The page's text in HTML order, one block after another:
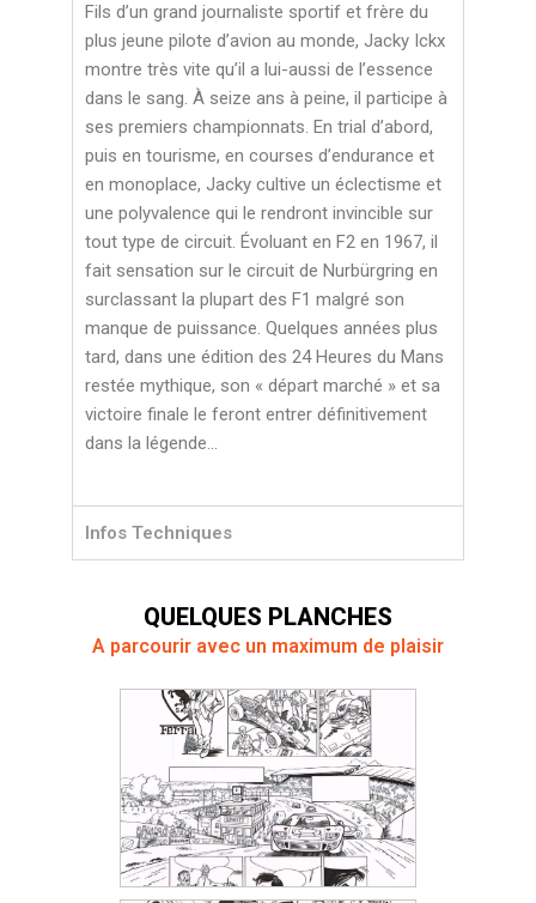
Fils d’un grand journaliste sportif et frère du
plus jeune pilote d’avion au monde, Jacky Ickx
montre très vite qu’il a lui-aussi de l’essence
dans le sang. À seize ans à peine, il participe à
ses premiers championnats. En trial d’abord,
puis en tourisme, en courses d’endurance et
en monoplace, Jacky cultive un éclectisme et
une polyvalence qui le rendront invincible sur
tout type de circuit. Évoluant en F2 en 1967, il
fait sensation sur le circuit de Nurbürgring en
surclassant la plupart des F1 malgré son
manque de puissance. Quelques années plus
tard, dans une édition des 24 Heures du Mans
restée mythique, son « départ marché » et sa
victoire finale le feront entrer définitivement
dans la légende…
Infos Techniques
QUELQUES PLANCHES
A parcourir avec un maximum de plaisir